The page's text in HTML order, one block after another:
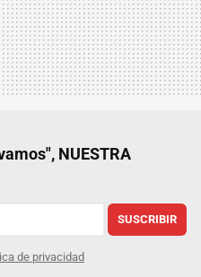
NUESTRA
SUSCRIBIR
de privacidad